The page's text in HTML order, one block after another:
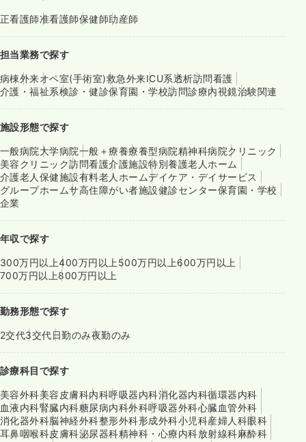
正看護師准看護師保健師助産師
担当業務で探す
病棟外来オペ室(手術室)救急外来ICU系透析訪問看護
介護・福祉系検診・健診保育園・学校訪問診療内視鏡治験関連
施設形態で探す
一般病院大学病院一般＋療養療養型病院精神科病院クリニック
美容クリニック訪問看護介護施設特別養護老人ホーム
介護老人保健施設有料老人ホームデイケア・デイサービス
グループホームサ高住障がい者施設健診センター保育園・学校
企業
年収で探す
300万円以上400万円以上500万円以上600万円以上
700万円以上800万円以上
勤務形態で探す
2交代3交代日勤のみ夜勤のみ
診療科目で探す
美容外科美容皮膚科内科呼吸器内科消化器内科循環器内科
血液内科腎臓内科糖尿病内科外科呼吸器外科心臓血管外科
消化器外科脳神経外科整形外科形成外科小児科産婦人科眼科
耳鼻咽喉科皮膚科泌尿器科精神科・心療内科放射線科麻酔科